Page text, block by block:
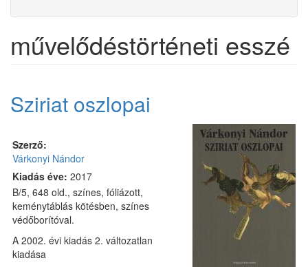
művelődéstörténeti esszé
Sziriat oszlopai
Szerző:
Várkonyi Nándor
Kiadás éve: 2017
B/5, 648 old., színes, fóliázott,
keménytáblás kötésben, színes
védőborítóval.
A 2002. évi kiadás 2. változatlan
kiadása